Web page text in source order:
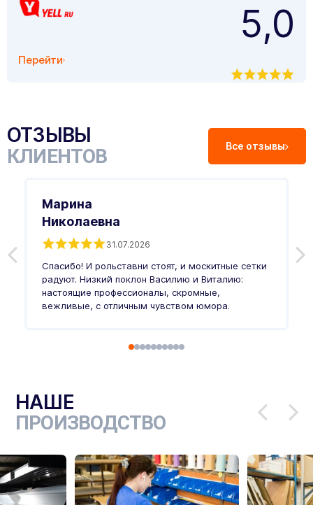
Перейти
5,0
ОТЗЫВЫ
КЛИЕНТОВ Все отзывы
Марина
Николаевна
31.07.2026
Спасибо! И рольставни стоят, и москитные сетки
радуют. Низкий поклон Василию и Виталию:
настоящие профессионалы, скромные,
вежливые, с отличным чувством юмора.
НАШЕ
ПРОИЗВОДСТВО